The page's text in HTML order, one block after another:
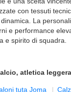
con tessuti
La
e performance
e spirito di squadra.
atletica
tuta Joma